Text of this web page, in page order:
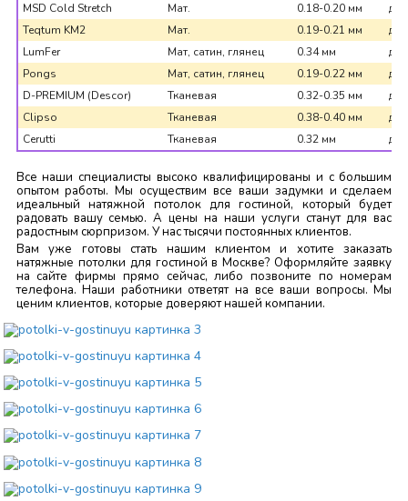
MSD Cold Stretch
Мат. 0.18-0.20 мм
до
Teqtum KM2
Мат. 0.19-0.21 мм
до
LumFer
Мат, сатин, глянец 0.34 мм
до
Pongs
Мат, сатин, глянец 0.19-0.22 мм
до
D-PREMIUM (Descor)
Тканевая 0.32-0.35 мм
до
Clipso
Тканевая 0.38-0.40 мм
до
Cerutti
Тканевая 0.32 мм до
Все наши специалисты высоко квалифицированы и с большим
опытом работы. Мы осуществим все ваши задумки и сделаем
идеальный натяжной потолок для гостиной, который будет
радовать вашу семью. А цены на наши услуги станут для вас
радостным сюрпризом. У нас тысячи постоянных клиентов.
Вам уже готовы стать нашим клиентом и хотите заказать
натяжные потолки для гостиной в Москве? Оформляйте заявку
на сайте фирмы прямо сейчас, либо позвоните по номерам
телефона. Наши работники ответят на все ваши вопросы. Мы
ценим клиентов, которые доверяют нашей компании.